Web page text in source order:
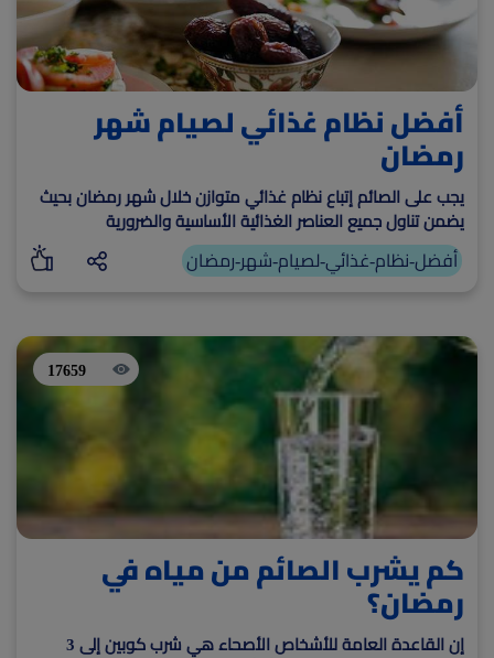
أفضل نظام غذائي لصيام شهر
رمضان
يجب على الصائم إتباع نظام غذائي متوازن خلال شهر رمضان بحيث
يضمن تناول جميع العناصر الغذائية الأساسية والضرورية
أفضل-نظام-غذائي-لصيام-شهر-رمضان
17659
كم يشرب الصائم من مياه في
رمضان؟
إن القاعدة العامة للأشخاص الأصحاء هي شرب كوبين إلى 3